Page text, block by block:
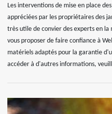
Les interventions de mise en place
appréciées par les propriétaires des
très utile de convier des experts en la
vous proposer de faire confiance à
matériels adaptés pour la garantie
accéder à d'autres informations,